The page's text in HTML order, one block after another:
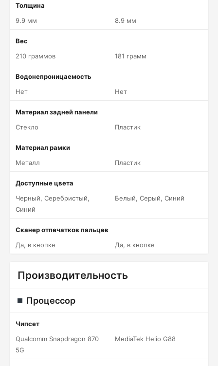
Толщина
9.9 мм
8.9 мм
Вес
210 граммов
181 грамм
Водонепроницаемость
Нет
Нет
Материал задней панели
Стекло
Пластик
Материал рамки
Металл
Пластик
Доступные цвета
Черный, Серебристый,
Синий
Белый, Серый, Синий
Сканер отпечатков пальцев
Да, в кнопке
Да, в кнопке
Производительность
Процессор
Чипсет
Qualcomm Snapdragon 870
5G
MediaTek Helio G88